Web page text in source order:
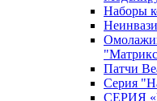
Наборы
Патчи
Серия
СЕРИЯ